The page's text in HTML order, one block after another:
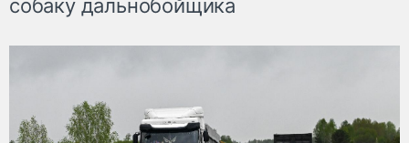
собаку дальнобойщика